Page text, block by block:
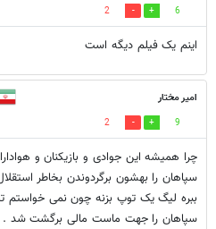
6
2
اینم یک فیلم دیگه است
امیر مختار
9
2
چرا همیشه این جوادی و بازیکنان و
سپاهان را بهشون برگردوندن بخاطر
ببره لیگ یک توپ بزنه چون نمی خواستم
سپاهان را جهت ماست مالی برگشت شد .